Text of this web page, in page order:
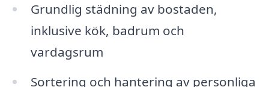
Grundlig städning av bostaden,
inklusive kök, badrum och
vardagsrum
Sortering och hantering av personliga